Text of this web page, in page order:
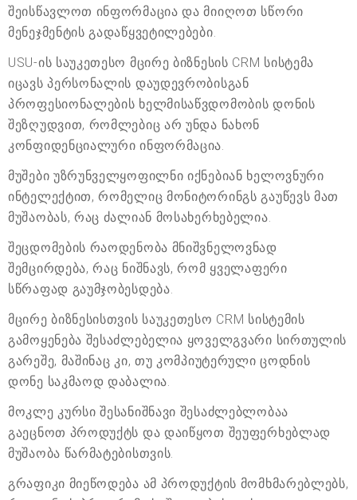
შეისწავლოთ ინფორმაცია და მიიღოთ სწორი
მენეჯმენტის გადაწყვეტილებები.
USU-ის საუკეთესო მცირე ბიზნესის CRM სისტემა
იცავს პერსონალის დაუდევრობისგან
პროფესიონალების ხელმისაწვდომობის დონის
შეზღუდვით, რომლებიც არ უნდა ნახონ
კონფიდენციალური ინფორმაცია.
მუშები უზრუნველყოფილნი იქნებიან ხელოვნური
ინტელექტით, რომელიც მონიტორინგს გაუწევს მათ
მუშაობას, რაც ძალიან მოსახერხებელია.
შეცდომების რაოდენობა მნიშვნელოვნად
შემცირდება, რაც ნიშნავს, რომ ყველაფერი
სწრაფად გაუმჯობესდება.
მცირე ბიზნესისთვის საუკეთესო CRM სისტემის
გამოყენება შესაძლებელია ყოველგვარი სირთულის
გარეშე, მაშინაც კი, თუ კომპიუტერული ცოდნის
დონე საკმაოდ დაბალია.
მოკლე კურსი შესანიშნავი შესაძლებლობაა
გაეცნოთ პროდუქტს და დაიწყოთ შეუფერხებლად
მუშაობა წარმატებისთვის.
გრაფიკი მიეწოდება ამ პროდუქტის მომხმარებლებს,